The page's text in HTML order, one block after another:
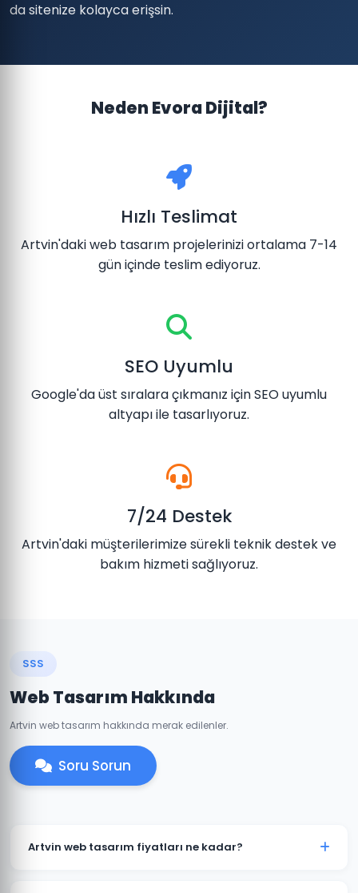
da sitenize kolayca erişsin.
Neden Evora Dijital?
Hızlı Teslimat
Artvin'daki web tasarım projelerinizi ortalama 7-14
gün içinde teslim ediyoruz.
SEO Uyumlu
Google'da üst sıralara çıkmanız için SEO uyumlu
altyapı ile tasarlıyoruz.
7/24 Destek
Artvin'daki müşterilerimize sürekli teknik destek ve
bakım hizmeti sağlıyoruz.
SSS
Web Tasarım Hakkında
Artvin web tasarım hakkında merak edilenler.
Soru Sorun
Artvin web tasarım fiyatları ne kadar?